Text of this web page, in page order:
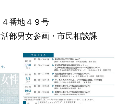
番地４９号
部男女参画・市民相談課